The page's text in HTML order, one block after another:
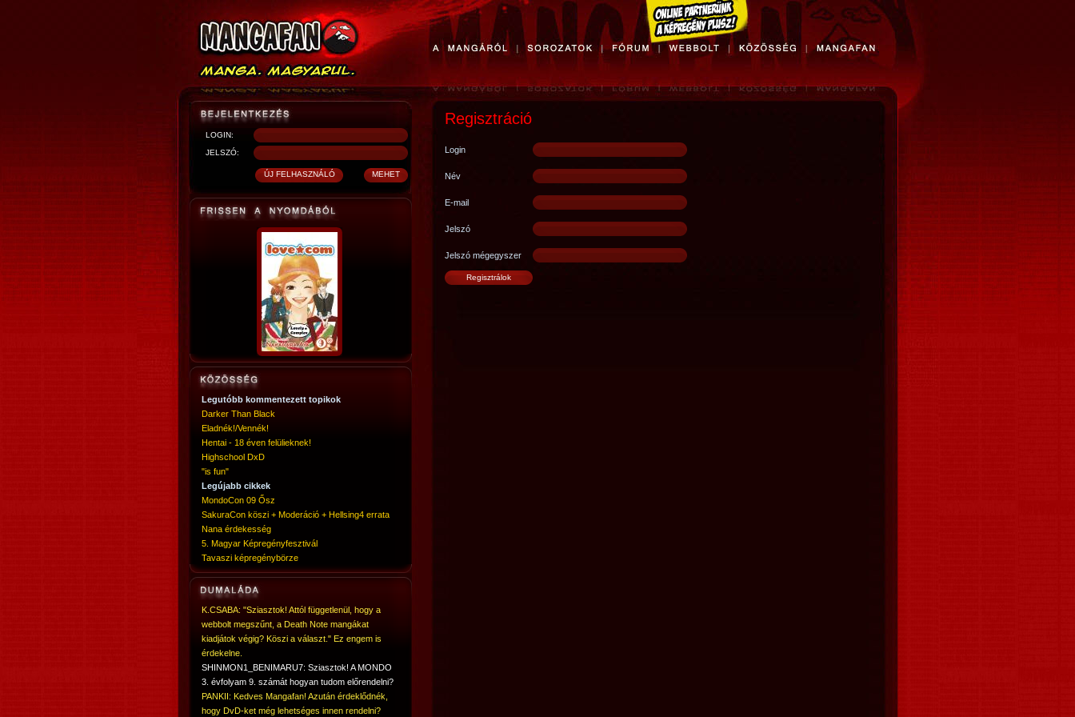
LOGIN:
JELSZÓ:
Legutóbb kommentezett topikok
Darker Than Black
Eladnék!/Vennék!
Hentai - 18 éven felülieknek!
Highschool DxD
"is fun"
Legújabb cikkek
MondoCon 09 Ősz
SakuraCon köszi + Moderáció + Hellsing4 errata
Nana érdekesség
5. Magyar Képregényfesztivál
Tavaszi képregénybörze
K.CSABA: "Sziasztok! Attól függetlenül, hogy a
webbolt megszűnt, a Death Note mangákat
kiadjátok végig? Köszi a választ." Ez engem is
érdekelne.
SHINMON1_BENIMARU7: Sziasztok! A MONDO
3. évfolyam 9. számát hogyan tudom előrendelni?
PANKII: Kedves Mangafan! Azután érdeklődnék,
hogy DvD-ket még lehetséges innen rendelni?
Regisztráció
Login
Név
E-mail
Jelszó
Jelszó mégegyszer